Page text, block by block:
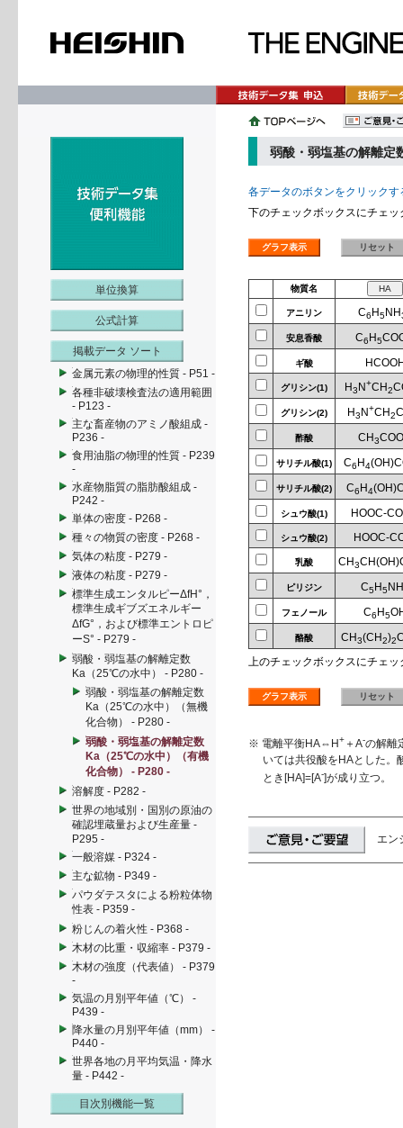
単位換算
公式計算
掲載データ ソート
金属元素の物理的性質 - P51 -
各種非破壊検査法の適用範囲
- P123 -
主な畜産物のアミノ酸組成 -
P236 -
食用油脂の物理的性質 - P239
-
水産物脂質の脂肪酸組成 -
P242 -
単体の密度 - P268 -
種々の物質の密度 - P268 -
気体の粘度 - P279 -
液体の粘度 - P279 -
標準生成エンタルピーΔfH°，
標準生成ギブズエネルギー
ΔfG°，および標準エントロピ
ーS° - P279 -
弱酸・弱塩基の解離定数
Ka（25℃の水中） - P280 -
弱酸・弱塩基の解離定数
Ka（25℃の水中）（無機
化合物） - P280 -
弱酸・弱塩基の解離定数
Ka（25℃の水中）（有機
化合物） - P280 -
溶解度 - P282 -
世界の地域別・国別の原油の
確認埋蔵量および生産量 -
P295 -
一般溶媒 - P324 -
主な鉱物 - P349 -
パウダテスタによる粉粒体物
性表 - P359 -
粉じんの着火性 - P368 -
木材の比重・収縮率 - P379 -
木材の強度（代表値） - P379
-
気温の月別平年値（℃） -
P439 -
降水量の月別平年値（mm） -
P440 -
世界各地の月平均気温・降水
量 - P442 -
目次別機能一覧
弱酸・弱塩基の解離定
各データのボタンをクリック
下のチェックボックスにチェ
物質名
アニリン C6 H5NH
安息香酸 C6 H5
ギ酸
グリシン(1) H3 N+CH2
グリシン(2) H3 N+CH2
酢酸 CH3
サリチル酸(1) C6 H4
サリチル酸(2) C6 H4
シュウ酸(1) HOOC-
シュウ酸(2) HOOC-
乳酸 CH3
ピリジン C5 H5 NH
フェノール C6 H5
酪酸 CH3(CH2)2
上のチェックボックスにチェ
※ 電離平衡HA⇔H+ ＋A-の解離
いては共役酸をHAとした。
とき[HA]=[A-]が成り立つ。
エン